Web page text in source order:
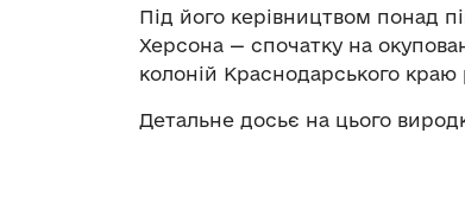
Під його керівництвом понад
Херсона — спочатку на
колоній Краснодарського краю
Детальне досьє на цього